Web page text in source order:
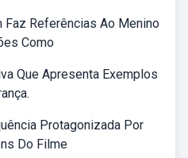
Faz Referências Ao Menino
Como
Que Apresenta Exemplos
Protagonizada Por
Do Filme